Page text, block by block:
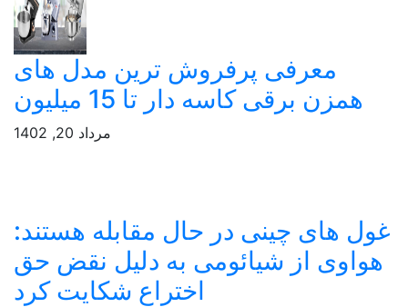
معرفی پرفروش ترین مدل های
همزن برقی کاسه دار تا 15 میلیون
مرداد 20, 1402
های چینی در حال مقابله هستند:
از شیائومی به دلیل نقض حق
اختراع شکایت کرد